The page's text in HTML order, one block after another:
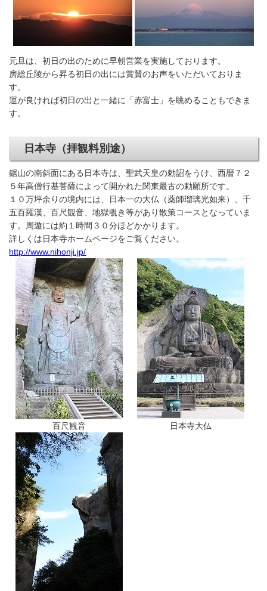
元旦は、初日の出のために早朝営業を実施しております。
房総丘陵から昇る初日の出には賞賛のお声をいただいておりま
す。
運が良ければ初日の出と一緒に「赤富士」を眺めることもできま
す。
日本寺（拝観料別途）
鋸山の南斜面にある日本寺は、聖武天皇の勅詔をうけ、西暦７２
５年高僧行基菩薩によって開かれた関東最古の勅願所です。
１０万坪余りの境内には、日本一の大仏（薬師瑠璃光如来）、千
五百羅漢、百尺観音、地獄覗き等があり散策コースとなっていま
す。周遊には約１時間３０分ほどかかります。
詳しくは日本寺ホームページをご覧ください。
http://www.nihonji.jp/
百尺観音 日本寺大仏